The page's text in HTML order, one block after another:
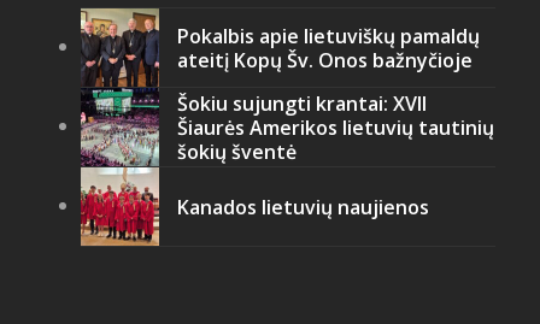
Pokalbis apie lietuviškų pamaldų
ateitį Kopų Šv. Onos bažnyčioje
Šokiu sujungti krantai: XVII
Šiaurės Amerikos lietuvių tautinių
šokių šventė
Kanados lietuvių naujienos